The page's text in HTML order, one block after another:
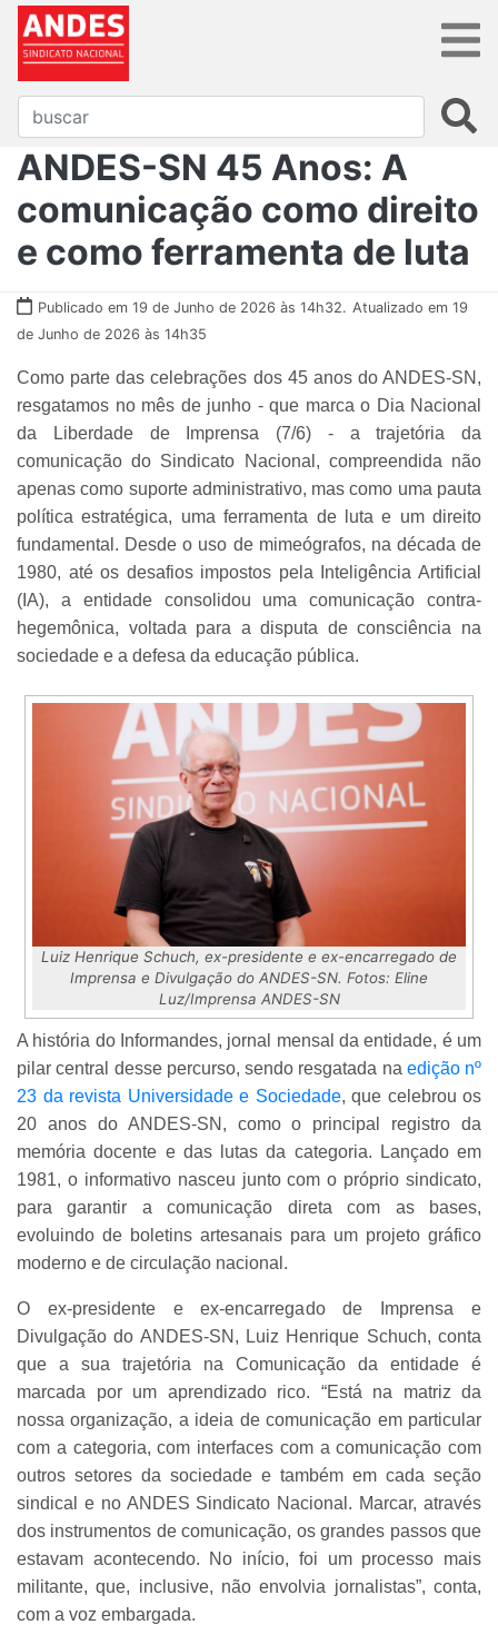
ANDES-SN 45 Anos: A
comunicação como direito
e como ferramenta de luta
Publicado em 19 de Junho de 2026 às 14h32. Atualizado em 19
de Junho de 2026 às 14h35
Como parte das celebrações dos 45 anos do ANDES-SN,
resgatamos no mês de junho - que marca o Dia Nacional
da Liberdade de Imprensa (7/6) - a trajetória da
comunicação do Sindicato Nacional, compreendida não
apenas como suporte administrativo, mas como uma pauta
política estratégica, uma ferramenta de luta e um direito
fundamental. Desde o uso de mimeógrafos, na década de
1980, até os desafios impostos pela Inteligência Artificial
(IA), a entidade consolidou uma comunicação contra-
hegemônica, voltada para a disputa de consciência na
sociedade e a defesa da educação pública.
Luiz Henrique Schuch, ex-presidente e ex-encarregado de
Imprensa e Divulgação do ANDES-SN. Fotos: Eline
Luz/Imprensa ANDES-SN
A história do Informandes, jornal mensal da entidade, é um
pilar central desse percurso, sendo resgatada na edição nº
23 da revista Universidade e Sociedade, que celebrou os
20 anos do ANDES-SN, como o principal registro da
memória docente e das lutas da categoria. Lançado em
1981, o informativo nasceu junto com o próprio sindicato,
para garantir a comunicação direta com as bases,
evoluindo de boletins artesanais para um projeto gráfico
moderno e de circulação nacional.
O ex-presidente e ex-encarregado de Imprensa e
Divulgação do ANDES-SN, Luiz Henrique Schuch, conta
que a sua trajetória na Comunicação da entidade é
marcada por um aprendizado rico. “Está na matriz da
nossa organização, a ideia de comunicação em particular
com a categoria, com interfaces com a comunicação com
outros setores da sociedade e também em cada seção
sindical e no ANDES Sindicato Nacional. Marcar, através
dos instrumentos de comunicação, os grandes passos que
estavam acontecendo. No início, foi um processo mais
militante, que, inclusive, não envolvia jornalistas”, conta,
com a voz embargada.